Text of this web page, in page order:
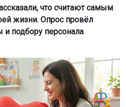
что считают самым
жизни. Опрос провёл
и подбору персонала